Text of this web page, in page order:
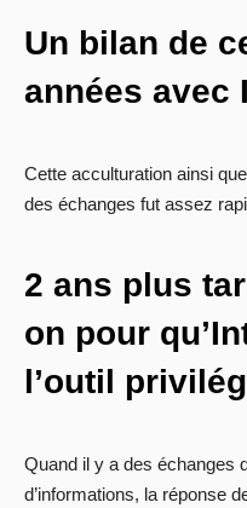
Un bilan de
années avec
Cette acculturation ainsi
des échanges fut assez
2 ans plus
on pour
l’outil
Quand il y a des échanges
d’informations, la réponse